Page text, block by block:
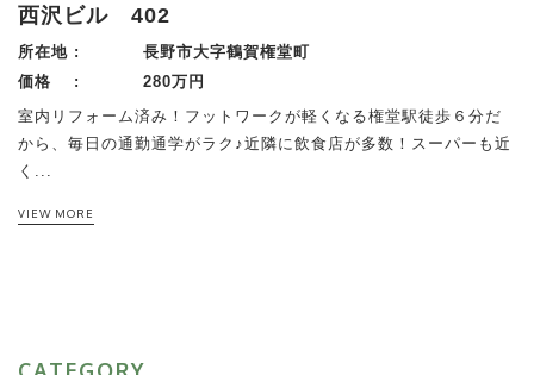
西沢ビル 402
所在地 :
長野市大字鶴賀権堂町
価格 :
280万円
室内リフォーム済み！フットワークが軽くなる権堂駅徒歩６分だ
から、毎日の通勤通学がラク♪近隣に飲食店が多数！スーパーも近
く...
VIEW MORE